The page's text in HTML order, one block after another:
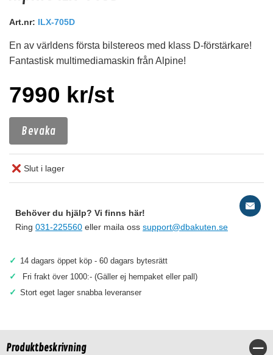
1 hona till 2 hanar
Finns i lagershop Göteborg
Art.nr: ILX-705D
En av världens första bilstereos med klass D-förstärkare!
Fantastisk multimediamaskin från Alpine!
7990 kr/st
Bevaka
Slut i lager
Behöver du hjälp? Vi finns här!
Ring 031-225560 eller maila oss support@dbakuten.se
✓ 14 dagars öppet köp - 60 dagars bytesrätt
✓ Fri frakt över 1000:- (Gäller ej hempaket eller pall)
✓ Stort eget lager snabba leveranser
Produktbeskrivning